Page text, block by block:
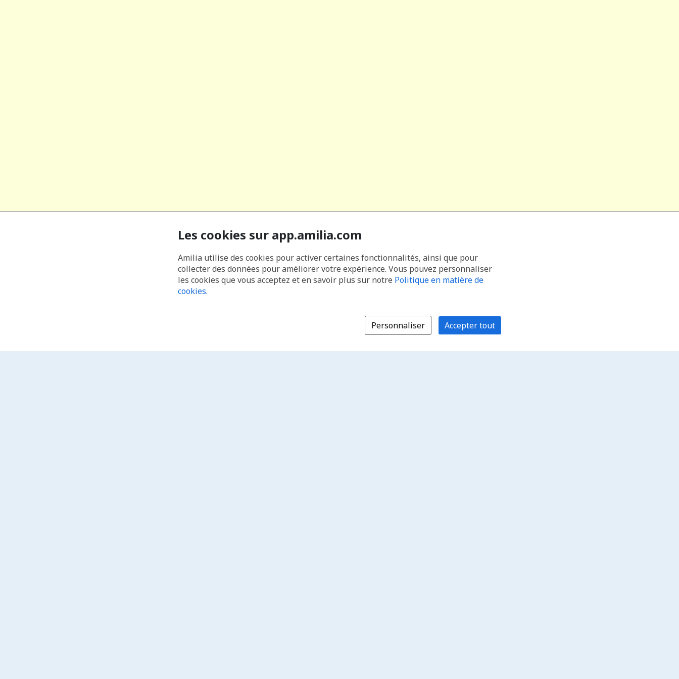
Les cookies sur app.amilia.com
Amilia utilise des cookies pour activer certaines fonctionnalités, ainsi que pour
collecter des données pour améliorer votre expérience. Vous pouvez personnaliser
les cookies que vous acceptez et en savoir plus sur notre Politique en matière de
cookies.
Personnaliser Accepter tout